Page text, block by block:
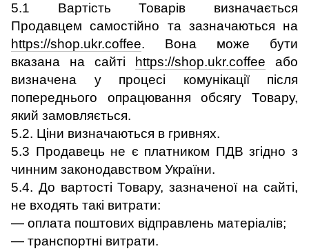
5.1 Вартість Товарів визначається
Продавцем самостійно та зазначаються на
https://shop.ukr.coffee. Вона може бути
вказана на сайті
https://shop.ukr.coffee або
визначена у процесі комунікації після
попереднього опрацювання обсягу Товару,
який замовляється.
5.2. Ціни визначаються в гривнях.
5.3 Продавець не є платником ПДВ згідно з
чинним законодавством України.
5.4. До вартості Товару, зазначеної на сайті,
не входять такі витрати:
оплата поштових відправлень матеріалів;
транспортні витрати.